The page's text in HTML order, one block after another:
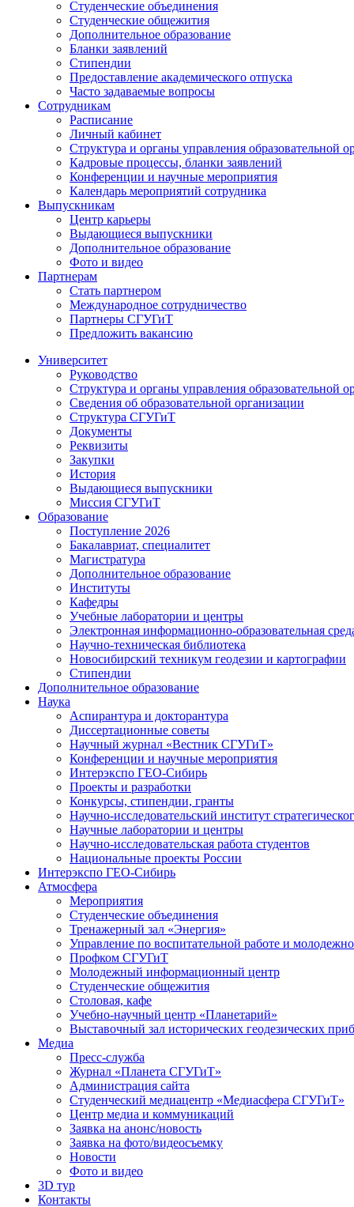
Студенческие объединения
Студенческие общежития
Дополнительное образование
Бланки заявлений
Стипендии
Предоставление академического отпуска
Часто задаваемые вопросы
Сотрудникам
Расписание
Личный кабинет
Структура и органы управления образовательной
Кадровые процессы, бланки заявлений
Конференции и научные мероприятия
Календарь мероприятий сотрудника
Выпускникам
Центр карьеры
Выдающиеся выпускники
Дополнительное образование
Фото и видео
Партнерам
Стать партнером
Международное сотрудничество
Партнеры СГУГиТ
Предложить вакансию
Университет
Руководство
Структура и органы управления образовательной
Сведения об образовательной организации
Структура СГУГиТ
Документы
Реквизиты
Закупки
История
Выдающиеся выпускники
Миссия СГУГиТ
Образование
Поступление 2026
Бакалавриат, специалитет
Магистратура
Дополнительное образование
Институты
Кафедры
Учебные лаборатории и центры
Электронная информационно-образовательная
Научно-техническая библиотека
Новосибирский техникум геодезии и картографии
Стипендии
Дополнительное образование
Наука
Аспирантура и докторантура
Диссертационные советы
Научный журнал «Вестник СГУГиТ»
Конференции и научные мероприятия
Интерэкспо ГЕО-Сибирь
Проекты и разработки
Конкурсы, стипендии, гранты
Научно-исследовательский институт
Научные лаборатории и центры
Научно-исследовательская работа студентов
Национальные проекты России
Интерэкспо ГЕО-Сибирь
Атмосфера
Мероприятия
Студенческие объединения
Тренажерный зал «Энергия»
Управление по воспитательной работе и
Профком СГУГиТ
Молодежный информационный центр
Студенческие общежития
Столовая, кафе
Учебно-научный центр «Планетарий»
Выставочный зал исторических геодезических
Медиа
Пресс-служба
Журнал «Планета СГУГиТ»
Администрация сайта
Студенческий медиацентр «Медиасфера СГУГиТ»
Центр медиа и коммуникаций
Заявка на анонс/новость
Заявка на фото/видеосъемку
Новости
Фото и видео
3D тур
Контакты